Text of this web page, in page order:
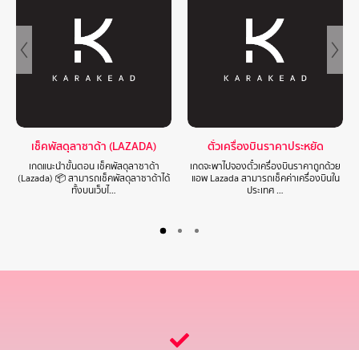
เช็คพัสดุลาซาด้า (LAZADA)
เกดแนะนำขั้นตอน เช็คพัสดุลาซาด้า
(Lazada) 📦 สามารถเช็คพัสดุลาซาด้าได้
ทั้งบนเว็บไ…
ตั๋วเครื่องบินราคาประหยัด
เกดจะพาไปจองตั๋วเครื่องบินราคาถูกด้วย
แอพ Lazada สามารถเช็คค่าเครื่องบินใน
ประเทศ …